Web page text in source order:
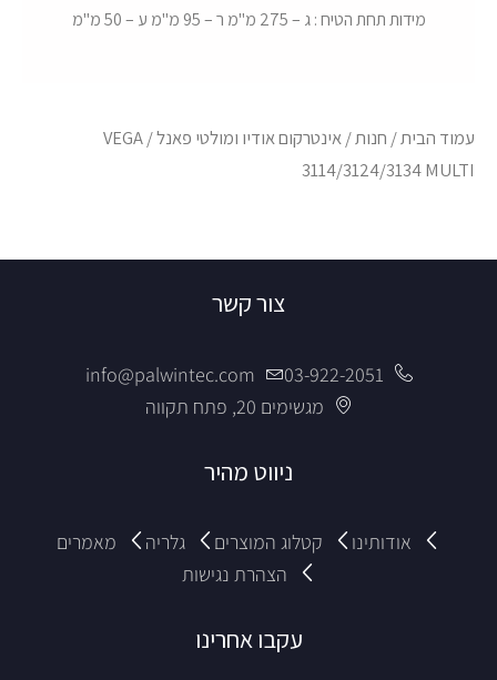
מידות תחת הטיח : ג – 275 מ"מ ר – 95 מ"מ ע – 50 מ"מ
עמוד הבית/ חנות/אינטרקום אודיו ומולטי פאנל / VEGA
3114/3124/3134 MULTI
צור קשר
03-922-2051
info@palwintec.com
מגשימים 20, פתח תקווה
ניווט מהיר
אודותינו קטלוג המוצרים גלריה
מאמרים
הצהרת נגישות
עקבו אחרינו